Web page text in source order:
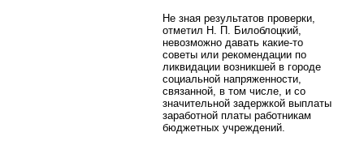
Не зная результатов проверки,
отметил Н. П. Билоблоцкий,
невозможно давать какие-то
советы или рекомендации по
ликвидации возникшей в городе
социальной напряженности,
связанной, в том числе, и со
значительной задержкой выплаты
заработной платы работникам
бюджетных учреждений.